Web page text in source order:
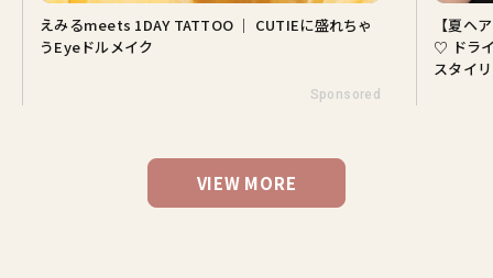
えみるmeets 1DAY TATTOO ｜ CUTIEに盛れちゃ
うEyeドルメイク
Sponsored
【夏ヘ
♡ ドラ
スタイ
VIEW MORE